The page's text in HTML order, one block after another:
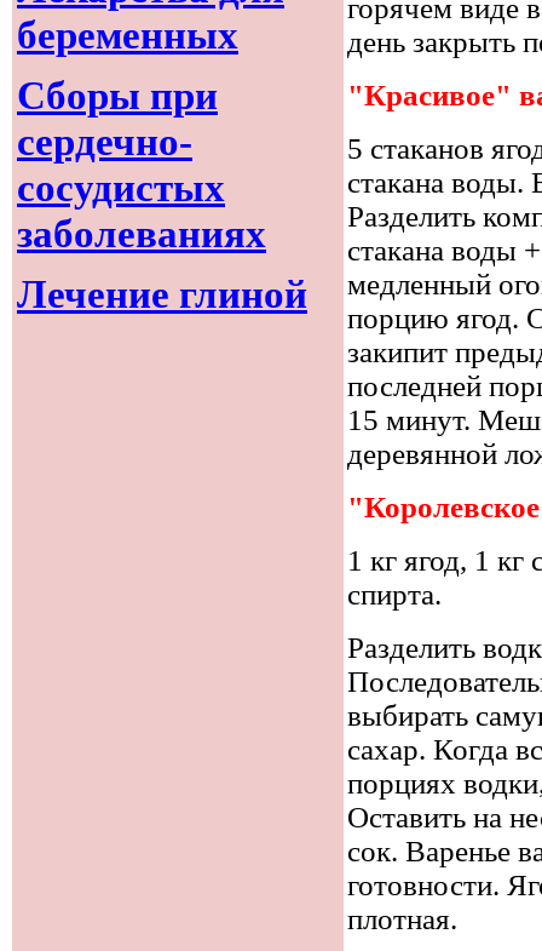
беременных
Сборы при
сердечно-
сосудистых
заболеваниях
Лечение глиной
горячем виде
день закрыть
"Красивое"
5 стаканов
стакана воды.
Разделить
стакана воды
медленный
порцию ягод.
закипит
последней
15 минут.
деревянной
1 кг ягод, 1
спирта.
Разделить
выбирать
сахар. Когда
порциях
Оставить на
сок. Варенье
готовности.
плотная.